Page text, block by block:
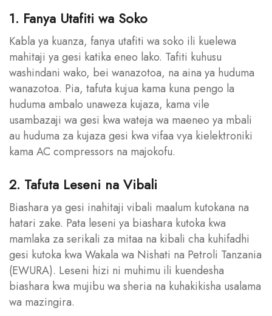
1. Fanya Utafiti wa Soko
Kabla ya kuanza, fanya utafiti wa soko ili kuelewa
mahitaji ya gesi katika eneo lako. Tafiti kuhusu
washindani wako, bei wanazotoa, na aina ya huduma
wanazotoa. Pia, tafuta kujua kama kuna pengo la
huduma ambalo unaweza kujaza, kama vile
usambazaji wa gesi kwa wateja wa maeneo ya mbali
au huduma za kujaza gesi kwa vifaa vya kielektroniki
kama AC compressors na majokofu.
2. Tafuta Leseni na Vibali
Biashara ya gesi inahitaji vibali maalum kutokana na
hatari zake. Pata leseni ya biashara kutoka kwa
mamlaka za serikali za mitaa na kibali cha kuhifadhi
gesi kutoka kwa Wakala wa Nishati na Petroli Tanzania
(EWURA). Leseni hizi ni muhimu ili kuendesha
biashara kwa mujibu wa sheria na kuhakikisha usalama
wa mazingira.